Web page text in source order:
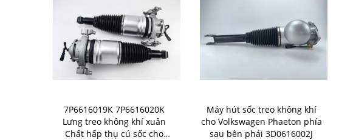
7P6616019K 7P6616020K
Lưng treo không khí xuân
Chất hấp thụ cú sốc cho
Máy hút sốc treo không khí
cho Volkswagen Phaeton phía
sau bên phải 3D0616002J